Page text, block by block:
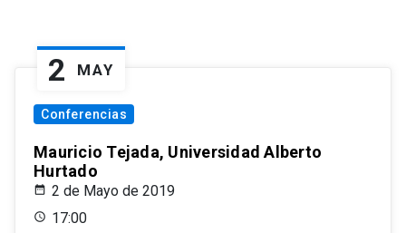
2 MAY
Conferencias
Mauricio Tejada, Universidad Alberto
Hurtado
2 de Mayo de 2019
17:00